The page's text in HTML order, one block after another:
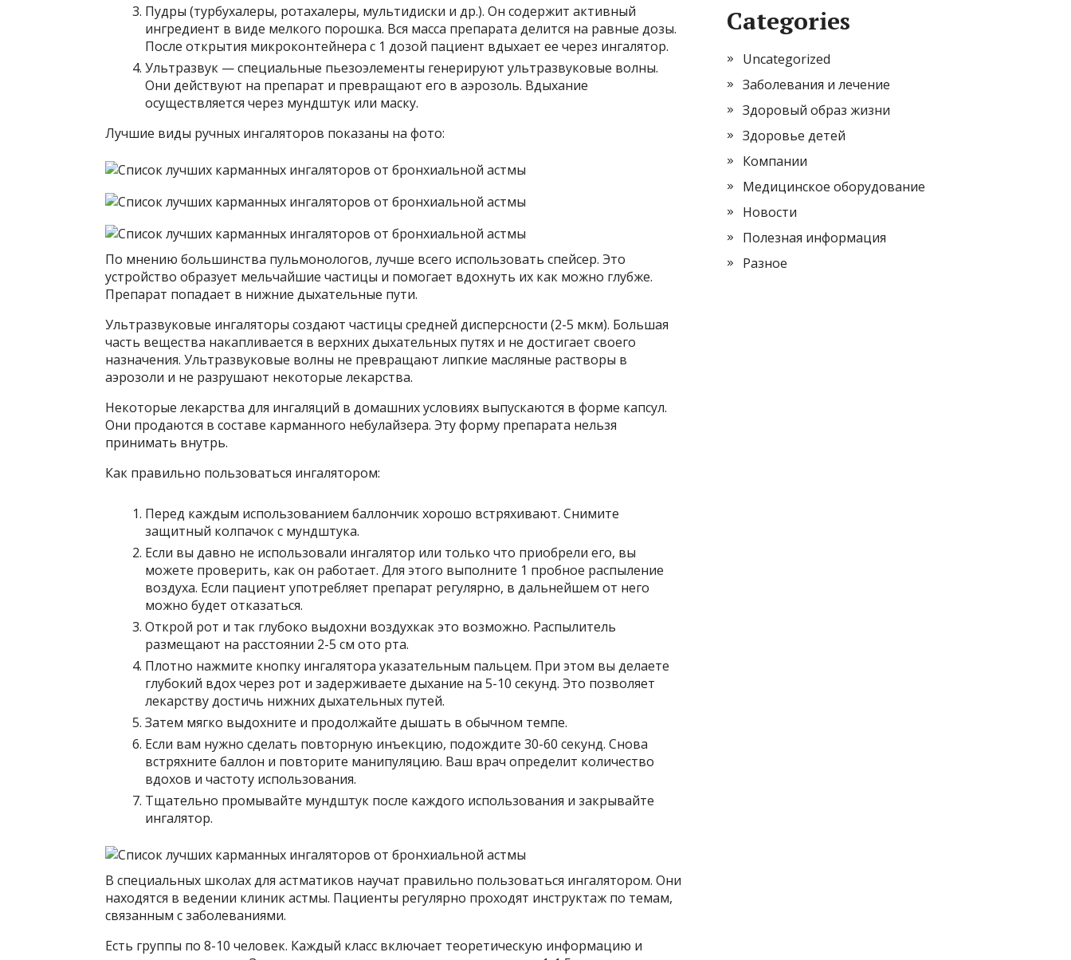
Пудры (турбухалеры, ротахалеры, мультидиски и др.). Он содержит активный
ингредиент в виде мелкого порошка. Вся масса препарата делится на равные дозы.
После открытия микроконтейнера с 1 дозой пациент вдыхает ее через ингалятор.
Ультразвук — специальные пьезоэлементы генерируют ультразвуковые волны.
Они действуют на препарат и превращают его в аэрозоль. Вдыхание
осуществляется через мундштук или маску.
Лучшие виды ручных ингаляторов показаны на фото:
По мнению большинства пульмонологов, лучше всего использовать спейсер. Это
устройство образует мельчайшие частицы и помогает вдохнуть их как можно глубже.
Препарат попадает в нижние дыхательные пути.
Ультразвуковые ингаляторы создают частицы средней дисперсности (2-5 мкм). Большая
часть вещества накапливается в верхних дыхательных путях и не достигает своего
назначения. Ультразвуковые волны не превращают липкие масляные растворы в
аэрозоли и не разрушают некоторые лекарства.
Некоторые лекарства для ингаляций в домашних условиях выпускаются в форме капсул.
Они продаются в составе карманного небулайзера. Эту форму препарата нельзя
принимать внутрь.
Как правильно пользоваться ингалятором:
Перед каждым использованием баллончик хорошо встряхивают. Снимите
защитный колпачок с мундштука.
Если вы давно не использовали ингалятор или только что приобрели его, вы
можете проверить, как он работает. Для этого выполните 1 пробное распыление
воздуха. Если пациент употребляет препарат регулярно, в дальнейшем от него
можно будет отказаться.
Открой рот и так глубоко выдохни воздухкак это возможно. Распылитель
размещают на расстоянии 2-5 см ото рта.
Плотно нажмите кнопку ингалятора указательным пальцем. При этом вы делаете
глубокий вдох через рот и задерживаете дыхание на 5-10 секунд. Это позволяет
лекарству достичь нижних дыхательных путей.
Затем мягко выдохните и продолжайте дышать в обычном темпе.
Если вам нужно сделать повторную инъекцию, подождите 30-60 секунд. Снова
встряхните баллон и повторите манипуляцию. Ваш врач определит количество
вдохов и частоту использования.
Тщательно промывайте мундштук после каждого использования и закрывайте
ингалятор.
В специальных школах для астматиков научат правильно пользоваться ингалятором. Они
находятся в ведении клиник астмы. Пациенты регулярно проходят инструктаж по темам,
связанным с заболеваниями.
Есть группы по 8-10 человек. Каждый класс включает теоретическую информацию и
Categories
Uncategorized
Заболевания и лечение
Здоровый образ жизни
Здоровье детей
Компании
Медицинское оборудование
Новости
Полезная информация
Разное